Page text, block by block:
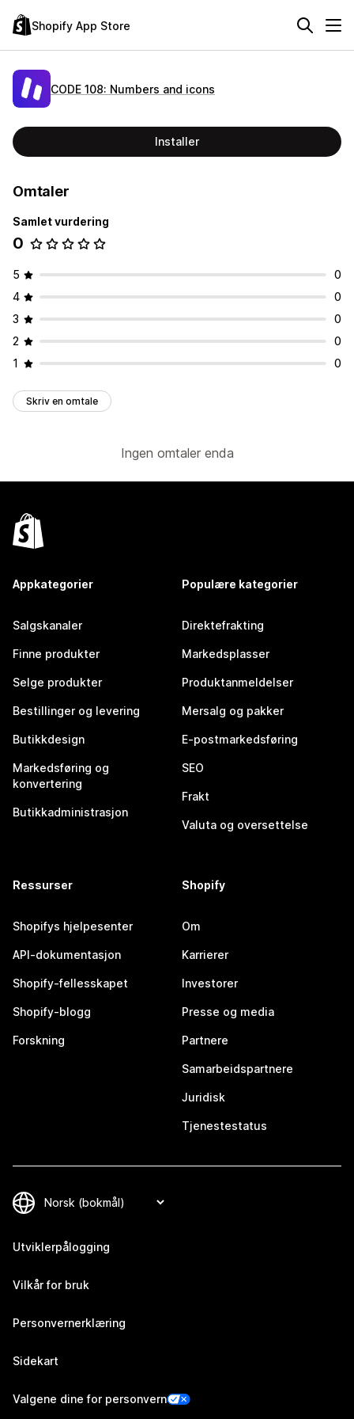
Shopify App Store
CODE 108: Numbers and icons
Installer
Omtaler
Samlet vurdering
0
5
0
4
0
3
0
2
0
1
0
Skriv en omtale
Ingen omtaler enda
Appkategorier
Salgskanaler
Finne produkter
Selge produkter
Bestillinger og levering
Butikkdesign
Markedsføring og
konvertering
Butikkadministrasjon
Populære kategorier
Direktefrakting
Markedsplasser
Produktanmeldelser
Mersalg og pakker
E-postmarkedsføring
SEO
Frakt
Valuta og oversettelse
Ressurser
Shopifys hjelpesenter
API-dokumentasjon
Shopify-fellesskapet
Shopify-blogg
Forskning
Shopify
Om
Karrierer
Investorer
Presse og media
Partnere
Samarbeidspartnere
Juridisk
Tjenestestatus
Utviklerpålogging
Vilkår for bruk
Personvernerklæring
Sidekart
Valgene dine for personvern